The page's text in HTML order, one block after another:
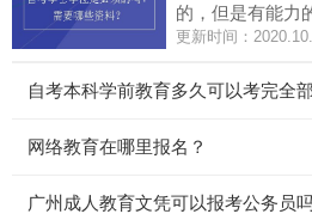
的，但是有能力
更新时间：
自考本科学前教育多久可以考完全
网络教育在哪里报名？
广州成人教育文凭可以报考公务员